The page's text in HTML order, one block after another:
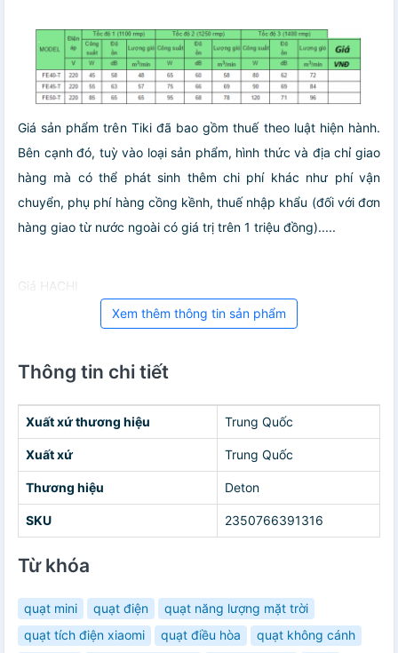
Giá sản phẩm trên Tiki đã bao gồm thuế theo luật hiện hành.
Bên cạnh đó, tuỳ vào loại sản phẩm, hình thức và địa chỉ giao
hàng mà có thể phát sinh thêm chi phí khác như phí vận
chuyển, phụ phí hàng cồng kềnh, thuế nhập khẩu (đối với đơn
hàng giao từ nước ngoài có giá trị trên 1 triệu đồng).....
Giá HACHI
Xem thêm thông tin sản phẩm
Thông tin chi tiết
Xuất xứ thương hiệu Trung Quốc
Xuất xứ Trung Quốc
Thương hiệu Deton
SKU 2350766391316
Từ khóa
quạt mini quạt điện
quạt năng lượng mặt trời
quạt tích điện xiaomi
quạt điều hòa
quạt không cánh